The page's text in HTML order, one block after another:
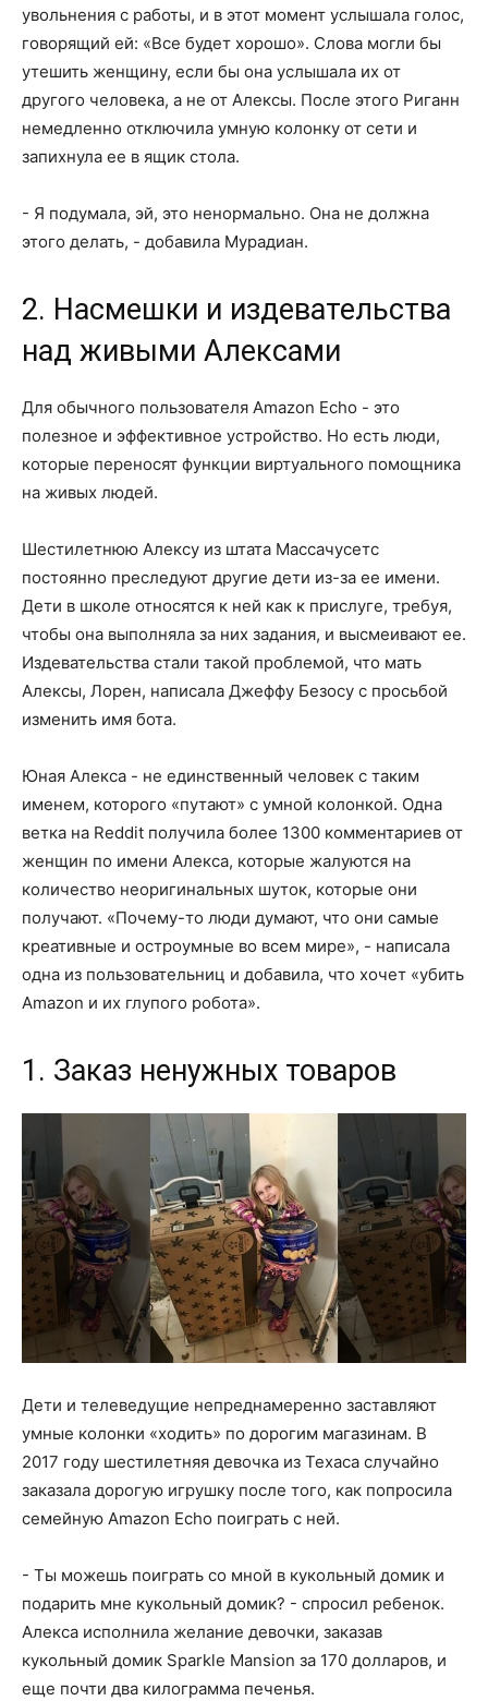
увольнения с работы, и в этот момент услышала голос,
говорящий ей: «Все будет хорошо». Слова могли бы
утешить женщину, если бы она услышала их от
другого человека, а не от Алексы. После этого Риганн
немедленно отключила умную колонку от сети и
запихнула ее в ящик стола.
- Я подумала, эй, это ненормально. Она не должна
этого делать, - добавила Мурадиан.
2. Насмешки и издевательства
над живыми Алексами
Для обычного пользователя Amazon Echo - это
полезное и эффективное устройство. Но есть люди,
которые переносят функции виртуального помощника
на живых людей.
Шестилетнюю Алексу из штата Массачусетс
постоянно преследуют другие дети из-за ее имени.
Дети в школе относятся к ней как к прислуге, требуя,
чтобы она выполняла за них задания, и высмеивают ее.
Издевательства стали такой проблемой, что мать
Алексы, Лорен, написала Джеффу Безосу с просьбой
изменить имя бота.
Юная Алекса - не единственный человек с таким
именем, которого «путают» с умной колонкой. Одна
ветка на Reddit получила более 1300 комментариев от
женщин по имени Алекса, которые жалуются на
количество неоригинальных шуток, которые они
получают. «Почему-то люди думают, что они самые
креативные и остроумные во всем мире», - написала
одна из пользовательниц и добавила, что хочет «убить
Amazon и их глупого робота».
1. Заказ ненужных товаров
Дети и телеведущие непреднамеренно заставляют
умные колонки «ходить» по дорогим магазинам. В
2017 году шестилетняя девочка из Техаса случайно
заказала дорогую игрушку после того, как попросила
семейную Amazon Echo поиграть с ней.
- Ты можешь поиграть со мной в кукольный домик и
подарить мне кукольный домик? - спросил ребенок.
Алекса исполнила желание девочки, заказав
кукольный домик Sparkle Mansion за 170 долларов, и
еще почти два килограмма печенья.